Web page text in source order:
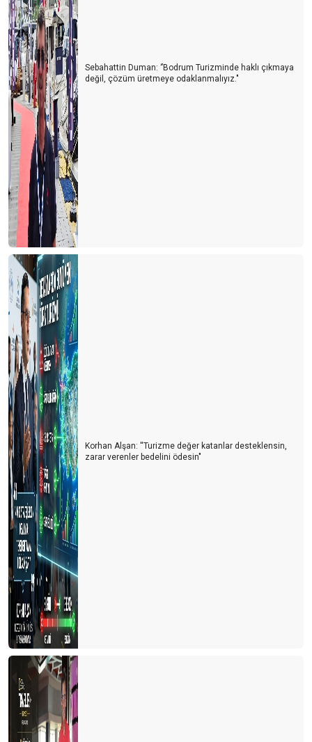
SİNEK MİSİN ARI MI?
SALDA MI, MARS MI?kolay
Ne olacak şimdi?
Deli miyiz, yoksa akıllı mı?
Ya ikinci dalga olursa!
Yeni sertifika kriterlerinde neler var?
Korona virüs için otellerde alınması gereken tedbirler
Krizden çıkmak için neler yapmalıyız?
Dünya’nın çivisi veya komplo teorileri
Yeni bir iş modeli Crowdsourcıng
Bir kırmızı ataç ile bir ev alınabilir mi?
Ateş karıncaları yada Türk turizmi
Krizler gerçekten fırsat mı?
Gelecek de bir gün gelecek
Küresel ısınma ve turizme etkileri
2020'deki Sosyal Medya Trendleri
Gruen etkisi ya da insanları yönlendirme sanatı
1 Dolara otel
Umut (beklenti) teorisi
BAKIŞ AÇISI
Oynatmaya az kaldı
Müşteri memnuniyeti hakkında 7 ilginç gerçek
4. Uluslararası Gastronomi Kongresi
Entellektüel olmak
Dünyada değişmesi gereken 50 gerçek
Spor turizmi ve Antalya
HOP ON, HOP OFF (İNDİ-BİNDİ) OTOBÜSLER
Sebahattin Duman: ‘’Bodrum Turizminde haklı çıkmaya
değil, çözüm üretmeye odaklanmalıyız."
Korhan Alşan: ''Turizme değer katanlar desteklensin,
zarar verenler bedelini ödesin"